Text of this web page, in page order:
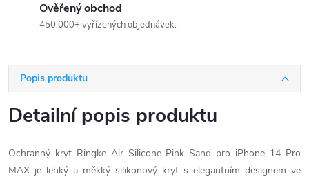
Ověřený obchod
450.000+ vyřízených objednávek.
Popis produktu
Detailní popis produktu
Ochranný kryt Ringke Air Silicone Pink Sand pro iPhone 14 Pro
MAX je lehký a měkký silikonový kryt s elegantním designem ve